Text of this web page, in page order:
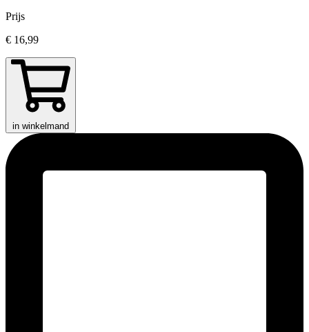
Prijs
€ 16,99
in winkelmand